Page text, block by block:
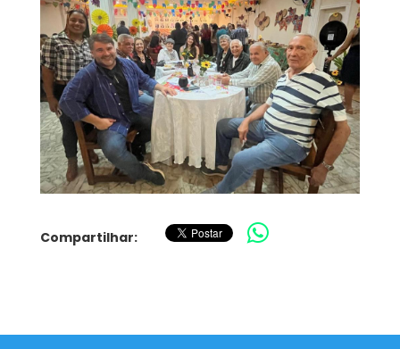
Compartilhar: